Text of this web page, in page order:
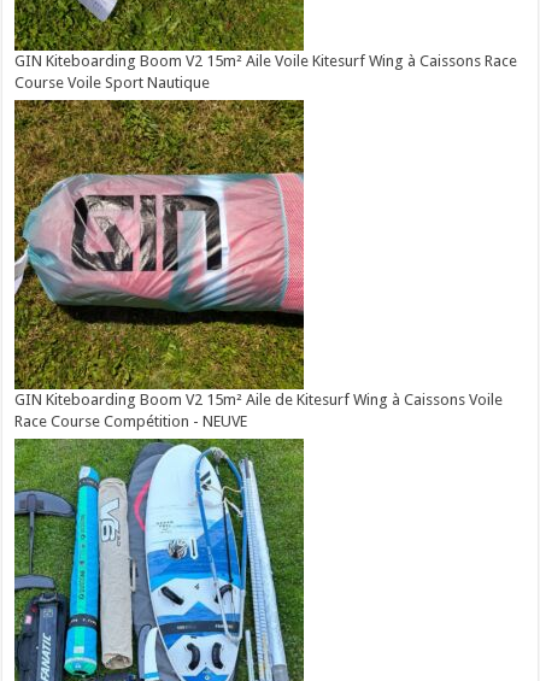
GIN Kiteboarding Boom V2 15m² Aile Voile Kitesurf Wing à Caissons Race
Course Voile Sport Nautique
GIN Kiteboarding Boom V2 15m² Aile de Kitesurf Wing à Caissons Voile
Race Course Compétition - NEUVE